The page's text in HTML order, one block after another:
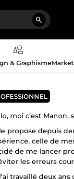
& Graphisme
moi c’est Manon,
propose depuis
celle de
de me lancer
les erreurs
travaillé deux